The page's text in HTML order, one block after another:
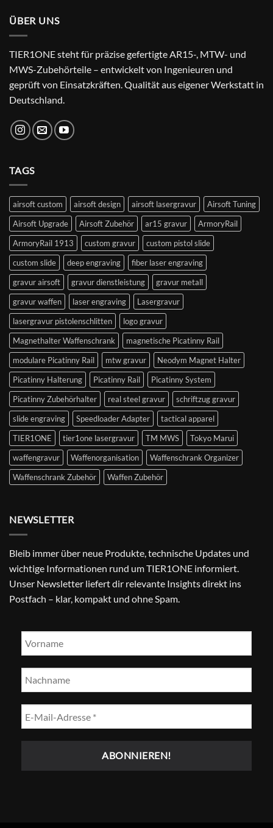
ÜBER UNS
TIER1ONE steht für präzise gefertigte AR15-, MTW- und
MWS-Zubehörteile – entwickelt von Ingenieuren und
geprüft von Einsatzkräften. Qualität aus eigener Werkstatt in
Deutschland.
TAGS
airsoft custom airsoft design airsoft lasergravur
Airsoft Tuning
Airsoft Upgrade
Airsoft Zubehör ar15 gravur
ArmoryRail
ArmoryRail 1913
custom gravur
custom pistol slide
custom slide
deep engraving
fiber laser engraving
gravur airsoft
gravur dienstleistung
gravur metall
gravur waffen
laser engraving
Lasergravur
lasergravur pistolenschlitten
logo gravur
Magnethalter Waffenschrank
magnetische Picatinny Rail
modulare Picatinny Rail
mtw gravur
Neodym Magnet Halter
Picatinny Halterung
Picatinny Rail
Picatinny System
Picatinny Zubehörhalter
real steel gravur
schriftzug gravur
slide engraving
Speedloader Adapter
tactical apparel
TIER1ONE
tier1one lasergravur TM MWS
Tokyo Marui
waffengravur
Waffenorganisation
Waffenschrank Organizer
Waffenschrank Zubehör
Waffen Zubehör
NEWSLETTER
Bleib immer über neue Produkte, technische Updates und
wichtige Informationen rund um TIER1ONE informiert.
Unser Newsletter liefert dir relevante Insights direkt ins
Postfach – klar, kompakt und ohne Spam.